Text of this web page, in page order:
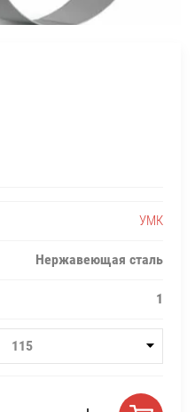
УМК
Нержавеющая сталь
1
115